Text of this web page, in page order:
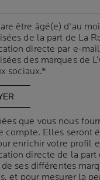
48H
SENSIBLES
(0)
être âgé(e) d'au
de la part de La
directe par e-
des marques de
sociaux.*
que vous nous
compte. Elles seront
enrichir votre profil
directe de la part
ses différentes
et pour mesurer la
être âgé(e) d'au
de la part de La
directe par e-
des marques de
sociaux.*
que vous nous
compte. Elles seront
enrichir votre profil
directe de la part
ses différentes
et pour mesurer la